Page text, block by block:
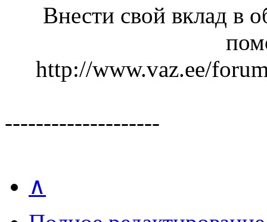
Внести свой вклад в
http://www.vaz.ee/
--------------------
∧